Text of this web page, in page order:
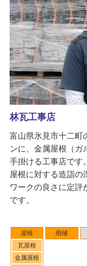
屋根
瓦屋根
金属屋根
雨樋
林瓦工事店
富山県氷見市十二町
ンに、金属屋根（ガ
手掛ける工事店です
屋根に対する造詣の
ワークの良さに定評
です。